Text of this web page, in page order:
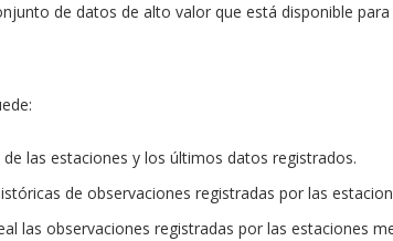
de datos de alto valor que está disponible para
las estaciones y los últimos datos registrados.
de observaciones registradas por las
las observaciones registradas por las estaciones